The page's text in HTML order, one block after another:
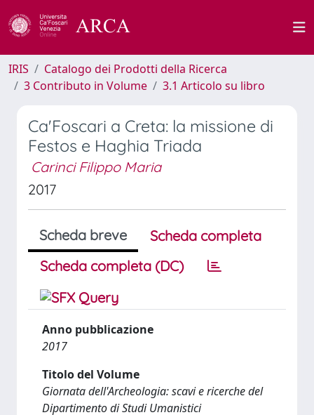
IRIS
Catalogo dei Prodotti della Ricerca
3 Contributo in Volume
3.1 Articolo su libro
Ca'Foscari a Creta: la missione di
Festos e Haghia Triada
Carinci Filippo Maria
2017
Scheda breve
Scheda completa
Scheda completa (DC)
Anno pubblicazione
2017
Titolo del Volume
Giornata dell'Archeologia: scavi e ricerche del
Dipartimento di Studi Umanistici